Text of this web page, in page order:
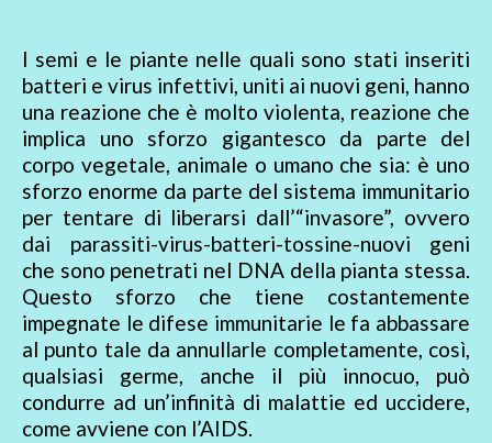
I semi e le piante nelle quali sono stati inseriti
batteri e virus infettivi, uniti ai nuovi geni, hanno
una reazione che è molto violenta, reazione che
implica uno sforzo gigantesco da parte del
corpo vegetale, animale o umano che sia: è uno
sforzo enorme da parte del sistema immunitario
per tentare di liberarsi dall’“invasore”, ovvero
dai parassiti-virus-batteri-tossine-nuovi geni
che sono penetrati nel DNA della pianta stessa.
Questo sforzo che tiene costantemente
impegnate le difese immunitarie le fa abbassare
al punto tale da annullarle completamente, così,
qualsiasi germe, anche il più innocuo, può
condurre ad un’infinità di malattie ed uccidere,
come avviene con l’AIDS.